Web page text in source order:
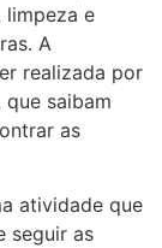
limpeza e
A
realizada por
saibam
as
atividade que
seguir as